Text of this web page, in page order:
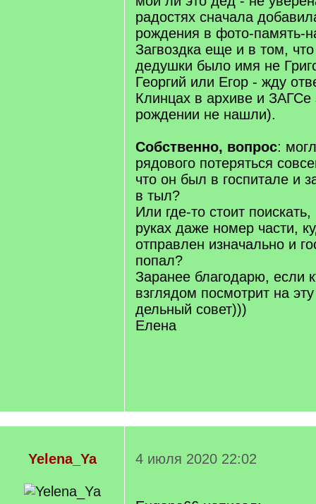
радостях сначала
рождения в фото-память-
Загвоздка еще и в том,
дедушки было имя не
Георгий или Егор - жду
Клинцах в архиве и ЗАГСе
рождении не нашли).
Собственно, вопрос:
рядового потеряться
что он был в госпитале и
в тыл?
Или где-то стоит
руках даже номер части,
отправлен изначально и
попал?
Заранее благодарю, если
взглядом посмотрит на
дельный совет)))
Елена
Yelena_Ya 4 июля 2020 22:02